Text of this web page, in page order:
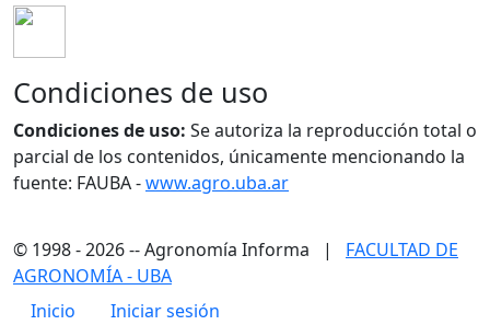
Condiciones de uso
Condiciones de uso: Se autoriza la reproducción total o
parcial de los contenidos, únicamente mencionando la
fuente: FAUBA -www.agro.uba.ar
© 1998 - 2026 -- Agronomía Informa | FACULTAD DE
AGRONOMÍA - UBA
Menú de cuenta de usuario
Inicio Iniciar sesión